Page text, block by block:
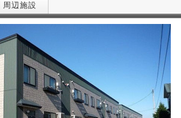
周辺施設